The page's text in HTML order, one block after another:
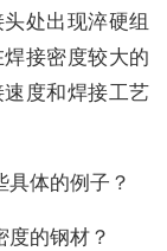
处出现淬硬组
接密度较大的
度和焊接工艺
体的例子？
的钢材？